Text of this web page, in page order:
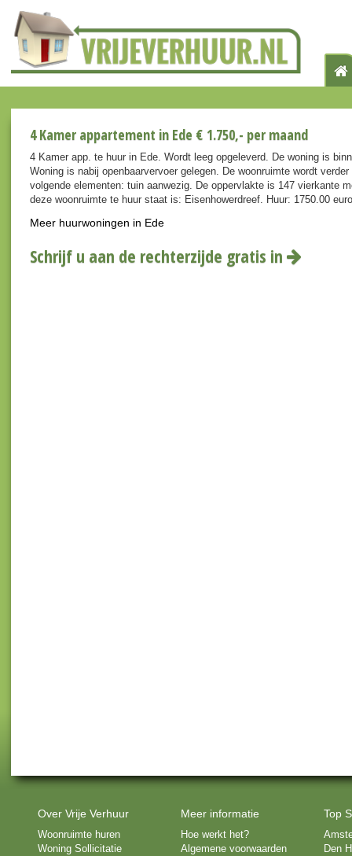
4 Kamer appartement in Ede € 1.750,- per maand
4 Kamer app. te huur in Ede. Wordt leeg opgeleverd. De woning is
Woning is nabij openbaarvervoer gelegen. De woonruimte wordt
volgende elementen: tuin aanwezig. De oppervlakte is 147 vierkante
deze woonruimte te huur staat is: Eisenhowerdreef. Huur: 1750.00
Meer huurwoningen in Ede
Schrijf u aan de rechterzijde gratis in
Over Vrije Verhuur
Woonruimte huren
Woning Sollicitatie
Meer informatie
Hoe werkt het?
Algemene voorwaarden
Top
Den